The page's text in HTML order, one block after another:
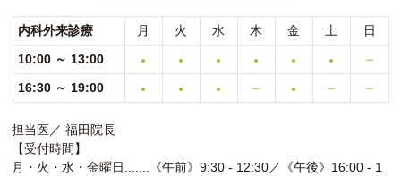
内科外来診療 月 火 水 木 金 土
日
10:00 ～ 13:00
● ● ● ● ● ● ー
16:30 ～ 19:00 ● ● ● ー ● ー ー
担当医／ 福田院長
【受付時間】
月・火・水・金曜日.......《午前》9:30 - 12:30／《午後》16:00 - 1